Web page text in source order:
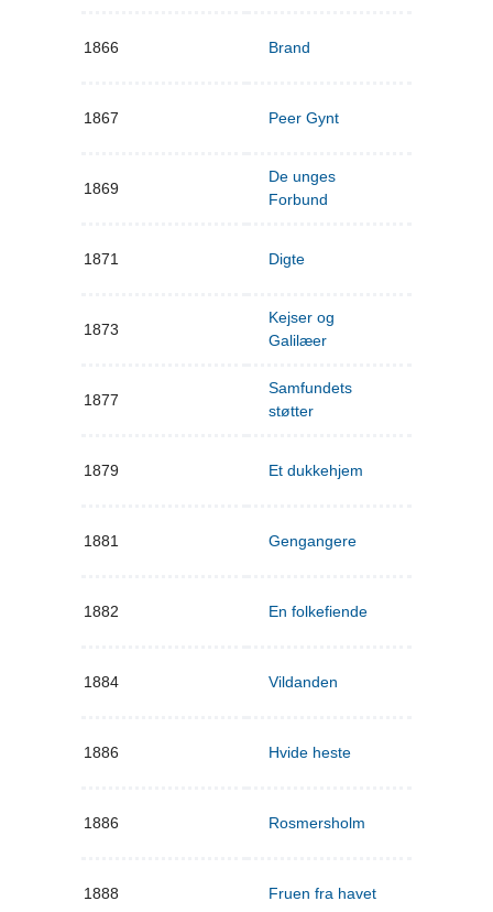
1866 Brand
1867 Peer Gynt
1869
De unges
Forbund
1871 Digte
1873
Kejser og
Galilæer
1877
Samfundets
støtter
1879 Et dukkehjem
1881 Gengangere
1882 En folkefiende
1884 Vildanden
1886 Hvide heste
1886 Rosmersholm
1888 Fruen fra havet